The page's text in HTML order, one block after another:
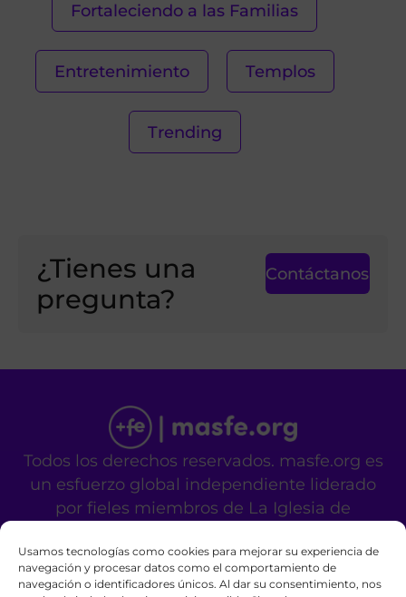
Usamos tecnologías como cookies para mejorar su experiencia de
navegación y procesar datos como el comportamiento de
navegación o identificadores únicos. Al dar su consentimiento, nos
Fortaleciendo a las Familias
Entretenimiento Templos
Trending
¿Tienes una
pregunta?
Contáctanos
Todos los derechos reservados. masfe.org es
un esfuerzo global independiente liderado
por fieles miembros de La Iglesia de
No es un sitio oficial de la mencionada
organización religiosa.